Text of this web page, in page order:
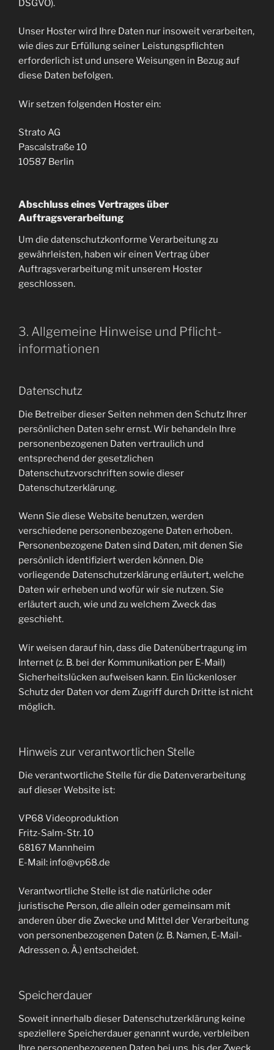
DSGVO).
Unser Hoster wird Ihre Daten nur insoweit verarbeiten,
wie dies zur Erfüllung seiner Leistungspflichten
erforderlich ist und unsere Weisungen in Bezug auf
diese Daten befolgen.
Wir setzen folgenden Hoster ein:
Strato AG
Pascalstraße 10
10587 Berlin
Abschluss eines Vertrages über
Auftragsverarbeitung
Um die datenschutzkonforme Verarbeitung zu
gewährleisten, haben wir einen Vertrag über
Auftragsverarbeitung mit unserem Hoster
geschlossen.
3. Allgemeine Hinweise und Pflicht­
informationen
Datenschutz
Die Betreiber dieser Seiten nehmen den Schutz Ihrer
persönlichen Daten sehr ernst. Wir behandeln Ihre
personenbezogenen Daten vertraulich und
entsprechend der gesetzlichen
Datenschutzvorschriften sowie dieser
Datenschutzerklärung.
Wenn Sie diese Website benutzen, werden
verschiedene personenbezogene Daten erhoben.
Personenbezogene Daten sind Daten, mit denen Sie
persönlich identifiziert werden können. Die
vorliegende Datenschutzerklärung erläutert, welche
Daten wir erheben und wofür wir sie nutzen. Sie
erläutert auch, wie und zu welchem Zweck das
geschieht.
Wir weisen darauf hin, dass die Datenübertragung im
Internet (z. B. bei der Kommunikation per E-Mail)
Sicherheitslücken aufweisen kann. Ein lückenloser
Schutz der Daten vor dem Zugriff durch Dritte ist nicht
möglich.
Hinweis zur verantwortlichen Stelle
Die verantwortliche Stelle für die Datenverarbeitung
auf dieser Website ist:
VP68 Videoproduktion
Fritz-Salm-Str. 10
68167 Mannheim
E-Mail: info@vp68.de
Verantwortliche Stelle ist die natürliche oder
juristische Person, die allein oder gemeinsam mit
anderen über die Zwecke und Mittel der Verarbeitung
von personenbezogenen Daten (z. B. Namen, E-Mail-
Adressen o. Ä.) entscheidet.
Speicherdauer
Soweit innerhalb dieser Datenschutzerklärung keine
speziellere Speicherdauer genannt wurde, verbleiben